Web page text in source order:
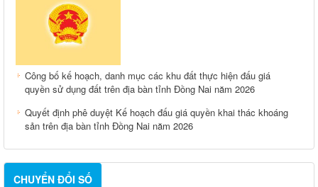
Công bố kế hoạch, danh mục các khu đất thực hiện đấu giá
quyền sử dụng đất trên địa bàn tỉnh Đồng Nai năm 2026
Quyết định phê duyệt Kế hoạch đấu giá quyền khai thác khoáng
sản trên địa bàn tỉnh Đồng Nai năm 2026
CHUYỂN ĐỔI SỐ